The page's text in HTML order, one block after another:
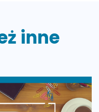
inne